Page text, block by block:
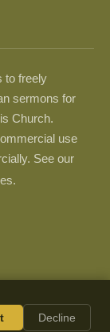
to freely
sermons for
Church.
use
See our
Decline